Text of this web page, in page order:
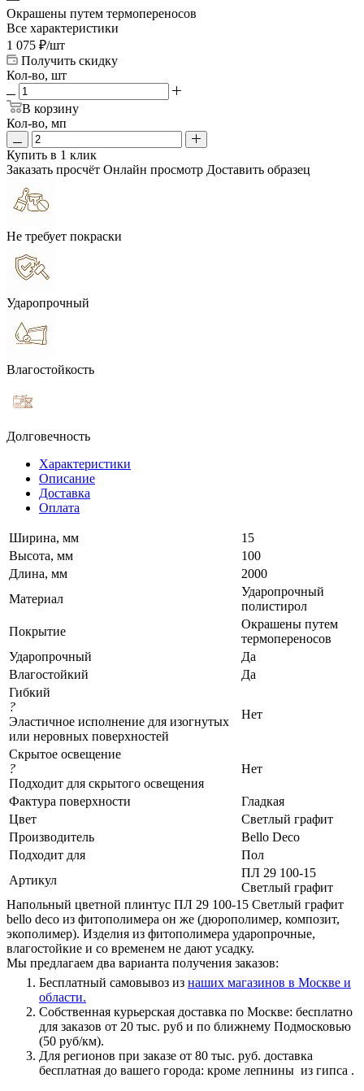
Окрашены путем термопереносов
Все характеристики
1 075 ₽/шт
Получить скидку
Кол-во, шт
В корзину
Кол-во, мп
Купить в 1 клик
Заказать просчёт Онлайн просмотр Доставить образец
Не требует покраски
Ударопрочный
Влагостойкость
Долговечность
Характеристики
Описание
Доставка
Оплата
Ширина, мм
15
Высота, мм
100
Длина, мм
2000
Материал
Ударопрочный
полистирол
Покрытие
Окрашены путем
термопереносов
Ударопрочный
Да
Влагостойкий
Да
Гибкий
?
Эластичное исполнение для изогнутых
или неровных поверхностей
Нет
Скрытое освещение
?
Подходит для скрытого освещения
Нет
Фактура поверхности
Гладкая
Цвет
Светлый графит
Производитель
Bello Deco
Подходит для
Пол
Артикул
ПЛ 29 100-15
Светлый графит
Напольный цветной плинтус ПЛ 29 100-15 Светлый графит
bello deco из фитополимера он же (дюрополимер, композит,
экополимер). Изделия из фитополимера ударопрочные,
влагостойкие и со временем не дают усадку.
Мы предлагаем два варианта получения заказов:
Бесплатный самовывоз из наших магазинов в Москве и
области.
Собственная курьерская доставка по Москве: бесплатно
для заказов от 20 тыс. руб и по ближнему Подмосковью
(50 руб/км).
Для регионов при заказе от 80 тыс. руб. доставка
бесплатная до вашего города: кроме лепнины из гипса .